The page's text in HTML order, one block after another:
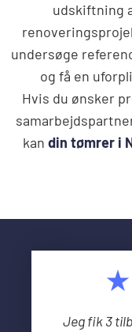
udskiftning
undersøge
og få en
Hvis du ønsker
kan din tømrer i
Jeg fik 3